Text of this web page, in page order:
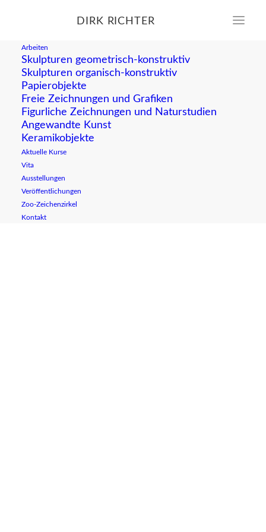
DIRK RICHTER
Arbeiten
Skulpturen geometrisch-konstruktiv
Skulpturen organisch-konstruktiv
Papierobjekte
Freie Zeichnungen und Grafiken
Figurliche Zeichnungen und Naturstudien
Angewandte Kunst
Keramikobjekte
Aktuelle Kurse
Vita
Ausstellungen
Veröffentlichungen
Zoo-Zeichenzirkel
Kontakt
Zeichenkurs Akt und Natur: Sommer-Akademie Rügen
portrait-dirk-richter-iii_web